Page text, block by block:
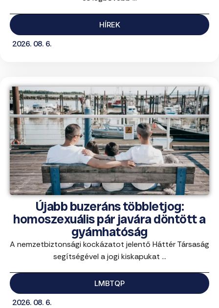
HÍREK
2026. 08. 6.
Újabb buzeráns többletjog:
homoszexuális pár javára döntött a
gyámhatóság
A nemzetbiztonsági kockázatot jelentő Háttér Társaság
segítségével a jogi kiskapukat ...
LMBTQP
2026. 08. 6.